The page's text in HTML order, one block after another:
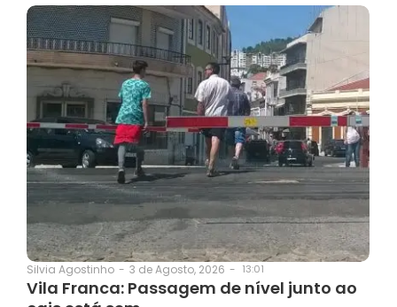
Silvia Agostinho - 3 de Agosto, 2026 - 13:01
Vila Franca: Passagem de nível junto ao